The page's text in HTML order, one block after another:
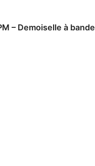
– Demoiselle à bande